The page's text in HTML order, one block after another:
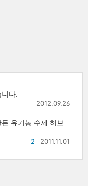
다.
2012.09.26
유기농 수제 허브
2011.11.01
2